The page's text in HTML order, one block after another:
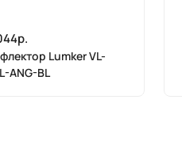
Lumker VL-
ANG-BL